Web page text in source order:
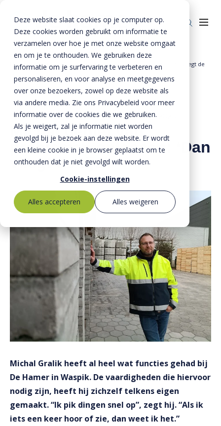
Deze website slaat cookies op je computer op.
Deze cookies worden gebruikt om informatie te
verzamelen over hoe je met onze website omgaat
en om je te onthouden. We gebruiken deze
informatie om je surfervaring te verbeteren en
personaliseren, en voor analyse en meetgegevens
over onze bezoekers, zowel op deze website als
via andere media. Zie ons Privacybeleid voor meer
informatie over de cookies die we gebruiken.
Als je weigert, zal je informatie niet worden
gevolgd bij je bezoek aan deze website. Er wordt
een kleine cookie in je browser geplaatst om te
onthouden dat je niet gevolgd wilt worden.
Cookie-instellingen
Alles accepteren
Alles weigeren
Bestekservice
Downloads
Producten
Riolering
Bestrating
Oplossingen
BTE Groep
Onze verhalen
Over ons
MVO
Kernwaarden
Mission statement
HVO toeslag
Dieseltoeslag
Home
Nieuws
Michal geniet van problemen oplossen: ‘Dan vliegt de
tijd’
19 maart 2026- Bijgewerkt op 24 maart 2026
Michal geniet van
problemen oplossen: ‘Dan
vliegt de tijd’
Michal Gralik heeft al heel wat functies gehad bij
De Hamer in Waspik. De vaardigheden die hiervoor
nodig zijn, heeft hij zichzelf telkens eigen
gemaakt. “Ik pik dingen snel op”, zegt hij. “Als ik
iets een keer hoor of zie, dan weet ik het.”